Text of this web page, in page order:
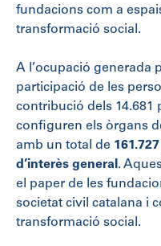
fundacions com a
transformació social.
A l’ocupació generada
participació de les
contribució dels 14.681
configuren els òrgans
amb un total de
d’interès general .
el paper de les
societat civil catalana i
transformació social.